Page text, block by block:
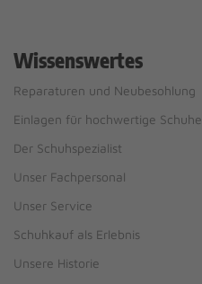
Wissenswertes
Reparaturen und Neubesohlung
Einlagen für hochwertige Schuhe
Der Schuhspezialist
Unser Fachpersonal
Unser Service
Schuhkauf als Erlebnis
Unsere Historie